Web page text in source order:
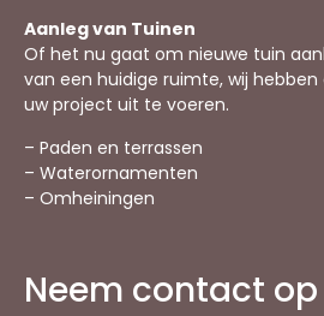
Aanleg van Tuinen
Of het nu gaat om nieuwe tuin
van een huidige ruimte, wij
uw project uit te voeren.
– Paden en terrassen
– Waterornamenten
– Omheiningen
Neem contact op